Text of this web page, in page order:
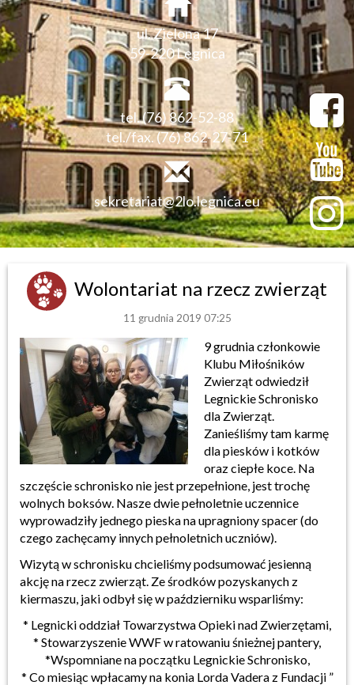
ul. Zielona 17
59-220 Legnica
tel. (76) 862-52-88
tel./fax. (76) 862-27-71
sekretariat@2lo.legnica.eu
Wolontariat na rzecz zwierząt
11 grudnia 2019 07:25
9 grudnia członkowie
Klubu Miłośników
Zwierząt odwiedził
Legnickie Schronisko
dla Zwierząt.
Zanieśliśmy tam karmę
dla piesków i kotków
oraz ciepłe koce. Na
szczęście schronisko nie jest przepełnione, jest trochę
wolnych boksów. Nasze dwie pełnoletnie uczennice
wyprowadziły jednego pieska na upragniony spacer (do
czego zachęcamy innych pełnoletnich uczniów).
Wizytą w schronisku chcieliśmy podsumować jesienną
akcję na rzecz zwierząt. Ze środków pozyskanych z
kiermaszu, jaki odbył się w październiku wsparliśmy:
* Legnicki oddział Towarzystwa Opieki nad Zwierzętami,
* Stowarzyszenie WWF w ratowaniu śnieżnej pantery,
*Wspomniane na początku Legnickie Schronisko,
* Co miesiąc wpłacamy na konia Lorda Vadera z Fundacji ”